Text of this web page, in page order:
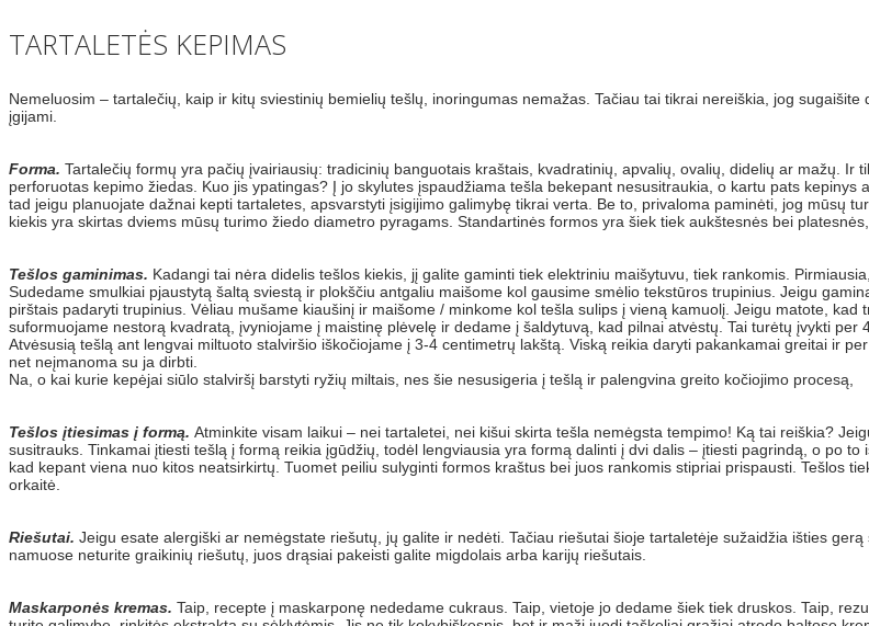
TARTALETĖS KEPIMAS
Nemeluosim – tartalečių, kaip ir kitų sviestinių bemielių tešlų, inoringumas nemažas. Tačiau tai tikrai nereiškia, jog
įgijami.
Forma. Tartalečių formų yra pačių įvairiausių: tradicinių banguotais kraštais, kvadratinių, apvalių, ovalių, didelių ar mažų.
perforuotas kepimo žiedas. Kuo jis ypatingas? Į jo skylutes įspaudžiama tešla bekepant nesusitraukia, o kartu pats
tad jeigu planuojate dažnai kepti tartaletes, apsvarstyti įsigijimo galimybę tikrai verta. Be to, privaloma paminėti, jog mūsų
kiekis yra skirtas dviems mūsų turimo žiedo diametro pyragams. Standartinės formos yra šiek tiek aukštesnės bei
Tešlos gaminimas. Kadangi tai nėra didelis tešlos kiekis, jį galite gaminti tiek elektriniu maišytuvu, tiek rankomis.
Sudedame smulkiai pjaustytą šaltą sviestą ir plokščiu antgaliu maišome kol gausime smėlio tekstūros trupinius. Jeigu
pirštais padaryti trupinius. Vėliau mušame kiaušinį ir maišome / minkome kol tešla sulips į vieną kamuolį. Jeigu matote,
suformuojame nestorą kvadratą, įvyniojame į maistinę plėvelę ir dedame į šaldytuvą, kad pilnai atvėstų. Tai turėtų įvykti per
Atvėsusią tešlą ant lengvai miltuoto stalviršio iškočiojame į 3-4 centimetrų lakštą. Viską reikia daryti pakankamai greitai ir
net neįmanoma su ja dirbti.
Na, o kai kurie kepėjai siūlo stalviršį barstyti ryžių miltais, nes šie nesusigeria į tešlą ir palengvina greito kočiojimo procesą,
Tešlos įtiesimas į formą. Atminkite visam laikui – nei tartaletei, nei kišui skirta tešla nemėgsta tempimo! Ką tai reiškia?
susitrauks. Tinkamai įtiesti tešlą į formą reikia įgūdžių, todėl lengviausia yra formą dalinti į dvi dalis – įtiesti pagrindą, o po
kad kepant viena nuo kitos neatsirkirtų. Tuomet peiliu sulyginti formos kraštus bei juos rankomis stipriai prispausti. Tešlos
orkaitė.
Riešutai. Jeigu esate alergiški ar nemėgstate riešutų, jų galite ir nedėti. Tačiau riešutai šioje tartaletėje sužaidžia išties
namuose neturite graikinių riešutų, juos drąsiai pakeisti galite migdolais arba karijų riešutais.
Maskarponės kremas. Taip, recepte į maskarponę nededame cukraus. Taip, vietoje jo dedame šiek tiek druskos. Taip,